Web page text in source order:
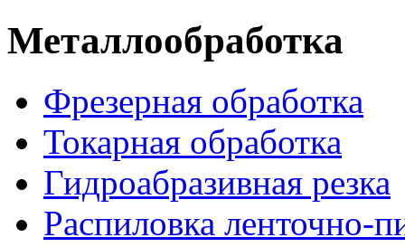
Металлообработка
Фрезерная обработка
Токарная обработка
Гидроабразивная резка
Распиловка ленточно-